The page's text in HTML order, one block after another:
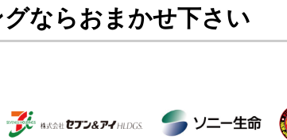
ならおまかせ下さい